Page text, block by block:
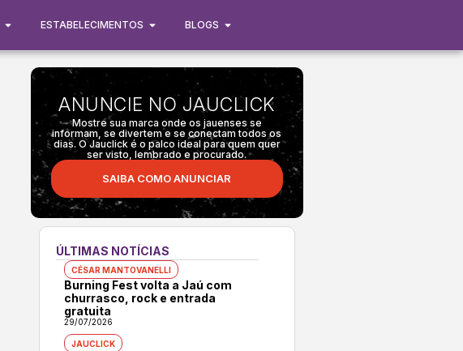
ESTABELECIMENTOS BLOGS
ANUNCIE NO JAUCLICK
Mostre sua marca onde os jauenses se
informam, se divertem e se conectam todos os
dias. O Jauclick é o palco ideal para quem quer
ser visto, lembrado e procurado.
SAIBA COMO ANUNCIAR
ÚLTIMAS NOTÍCIAS
CÉSAR MANTOVANELLI
Burning Fest volta a Jaú com
churrasco, rock e entrada
gratuita
29/07/2026
JAUCLICK